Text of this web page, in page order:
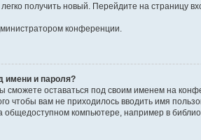
получить новый. Перейдите на страницу
конференции.
имени и пароля?
сможете оставаться под своим именем на
чтобы вам не приходилось вводить имя
компьютере, например в